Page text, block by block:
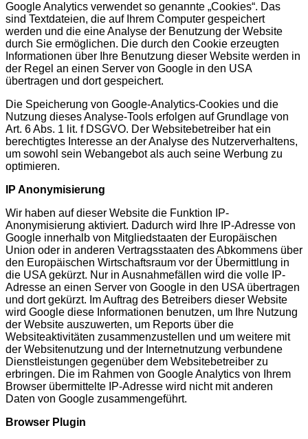
Google Analytics verwendet so genannte „Cookies“. Das
sind Textdateien, die auf Ihrem Computer gespeichert
werden und die eine Analyse der Benutzung der Website
durch Sie ermöglichen. Die durch den Cookie erzeugten
Informationen über Ihre Benutzung dieser Website werden in
der Regel an einen Server von Google in den USA
übertragen und dort gespeichert.
Die Speicherung von Google-Analytics-Cookies und die
Nutzung dieses Analyse-Tools erfolgen auf Grundlage von
Art. 6 Abs. 1 lit. f DSGVO. Der Websitebetreiber hat ein
berechtigtes Interesse an der Analyse des Nutzerverhaltens,
um sowohl sein Webangebot als auch seine Werbung zu
optimieren.
IP Anonymisierung
Wir haben auf dieser Website die Funktion IP-
Anonymisierung aktiviert. Dadurch wird Ihre IP-Adresse von
Google innerhalb von Mitgliedstaaten der Europäischen
Union oder in anderen Vertragsstaaten des Abkommens über
den Europäischen Wirtschaftsraum vor der Übermittlung in
die USA gekürzt. Nur in Ausnahmefällen wird die volle IP-
Adresse an einen Server von Google in den USA übertragen
und dort gekürzt. Im Auftrag des Betreibers dieser Website
wird Google diese Informationen benutzen, um Ihre Nutzung
der Website auszuwerten, um Reports über die
Websiteaktivitäten zusammenzustellen und um weitere mit
der Websitenutzung und der Internetnutzung verbundene
Dienstleistungen gegenüber dem Websitebetreiber zu
erbringen. Die im Rahmen von Google Analytics von Ihrem
Browser übermittelte IP-Adresse wird nicht mit anderen
Daten von Google zusammengeführt.
Browser Plugin